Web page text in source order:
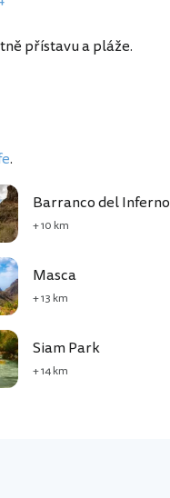
přístavu a pláže.
.
Barranco del Inferno
+ 10 km
Masca
+ 13 km
Siam Park
+ 14 km